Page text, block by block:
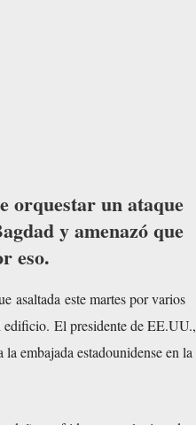
orquestar un ataque
y amenazó que
eso.
asaltada este martes por varios
edificio. El presidente de EE.UU.,
embajada estadounidense en la